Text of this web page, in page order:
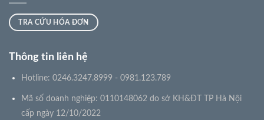
TRA CỨU HÓA ĐƠN
Thông tin liên hệ
Hotline: 0246.3247.8999 - 0981.123.789
Mã số doanh nghiệp: 0110148062 do sở KH&ĐT TP Hà Nội
cấp ngày 12/10/2022